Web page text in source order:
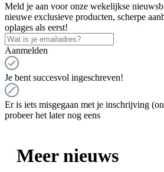
Meld je aan voor onze wekelijkse
nieuwe exclusieve producten, scherpe
oplages als eerst!
Aanmelden
Je bent succesvol ingeschreven!
Er is iets misgegaan met je inschrijving
probeer het later nog eens
Meer nieuws